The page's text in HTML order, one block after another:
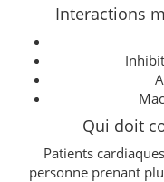
Interactions
Qui doit
Patients
personne prenant